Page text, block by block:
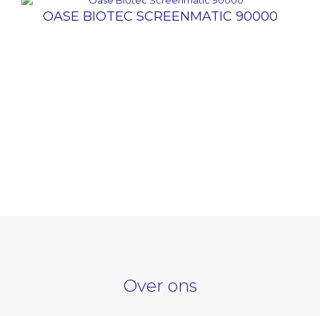
OASE BIOTEC SCREENMATIC 90000
Over ons